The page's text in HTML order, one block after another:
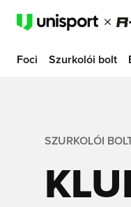
Foci Szurkolói bolt
SZURKOLÓI